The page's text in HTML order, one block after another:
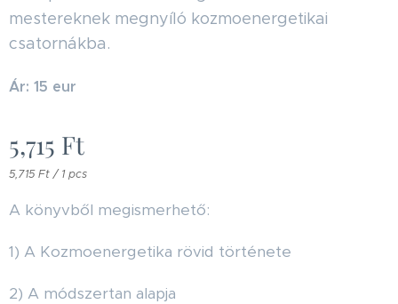
mestereknek megnyíló kozmoenergetikai
csatornákba.
Ár: 15 eur
5,715 Ft
5,715 Ft / 1 pcs
A könyvből megismerhető:
1) A Kozmoenergetika rövid története
2) A módszertan alapja